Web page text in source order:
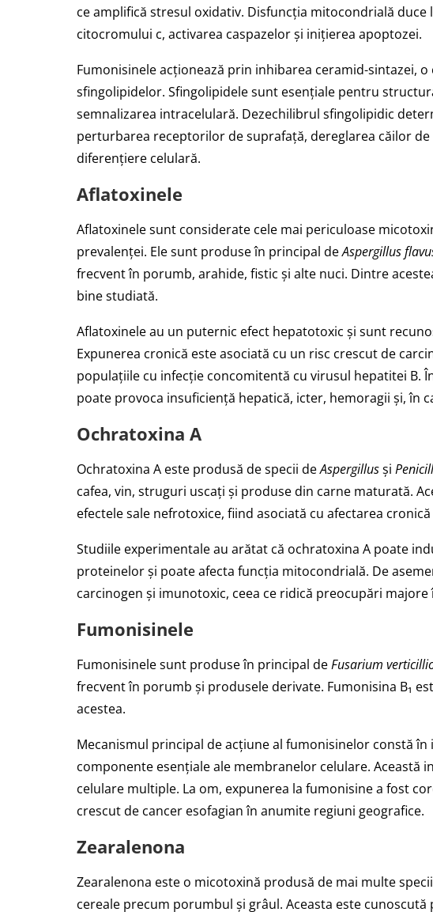
ce amplifică stresul oxidativ. Disfuncția mitocondrială duce
citocromului c, activarea caspazelor și inițierea apoptozei.
Fumonisinele acționează prin inhibarea ceramid-sintazei,
sfingolipidelor. Sfingolipidele sunt esențiale pentru
semnalizarea intracelulară. Dezechilibrul sfingolipidic
perturbarea receptorilor de suprafață, dereglarea căilor
diferențiere celulară.
Aflatoxinele
Aflatoxinele sunt considerate cele mai periculoase
prevalenței. Ele sunt produse în principal deAspergillus
frecvent în porumb, arahide, fistic și alte nuci. Dintre
bine studiată.
Aflatoxinele au un puternic efect hepatotoxic și sunt
Expunerea cronică este asociată cu un risc crescut de
populațiile cu infecție concomitentă cu virusul hepatitei B.
poate provoca insuficiență hepatică, icter, hemoragii și, în
Ochratoxina A
Ochratoxina A este produsă de specii deAspergillusși
cafea, vin, struguri uscați și produse din carne maturată.
efectele sale nefrotoxice, fiind asociată cu afectarea cronică
Studiile experimentale au arătat că ochratoxina A poate
proteinelor și poate afecta funcția mitocondrială. De
carcinogen și imunotoxic, ceea ce ridică preocupări
Fumonisinele
Fumonisinele sunt produse în principal deFusarium
frecvent în porumb și produsele derivate. Fumonisina B₁
acestea.
Mecanismul principal de acțiune al fumonisinelor constă
componente esențiale ale membranelor celulare. Această
celulare multiple. La om, expunerea la fumonisine a fost
crescut de cancer esofagian în anumite regiuni geografice.
Zearalenona
Zearalenona este o micotoxină produsă de mai multe
cereale precum porumbul și grâul. Aceasta este